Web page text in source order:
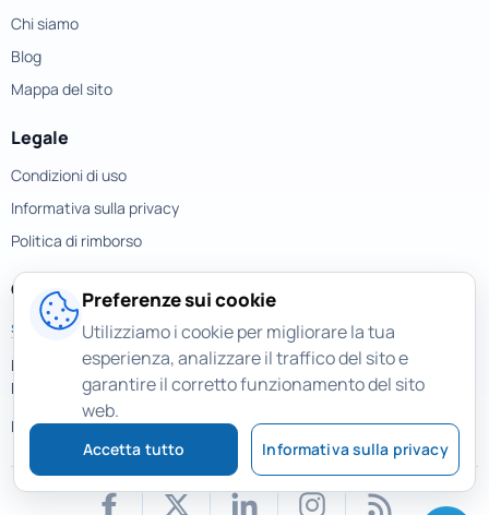
Chi siamo
Blog
Mappa del sito
Legale
Condizioni di uso
Informativa sulla privacy
Politica di rimborso
Contatti
support@magicuneraser.com
Piazza della Repubblica, 32
Milano, Italy
Più contatti >
Preferenze sui cookie
Utilizziamo i cookie per migliorare la tua
esperienza, analizzare il traffico del sito e
garantire il corretto funzionamento del sito
web.
Accetta tutto Informativa sulla privacy